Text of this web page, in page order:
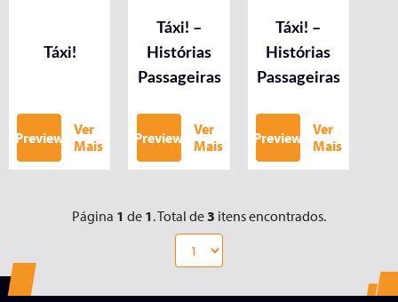
Táxi!
Preview
Ver
Mais
Táxi! –
Histórias
Passageiras
Preview
Ver
Mais
Táxi! –
Histórias
Passageiras
Preview
Ver
Mais
Página 1 de 1. Total de3 itens encontrados.